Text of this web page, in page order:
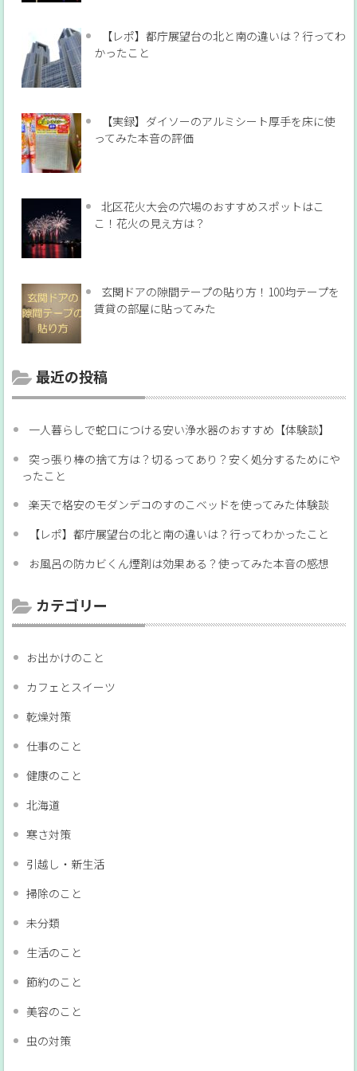
【レポ】都庁展望台の北と南の違いは？行ってわ
かったこと
【実録】ダイソーのアルミシート厚手を床に使
ってみた本音の評価
北区花火大会の穴場のおすすめスポットはこ
こ！花火の見え方は？
玄関ドアの隙間テープの貼り方！100均テープを
賃貸の部屋に貼ってみた
最近の投稿
一人暮らしで蛇口につける安い浄水器のおすすめ【体験談】
突っ張り棒の捨て方は？切るってあり？安く処分するためにや
ったこと
楽天で格安のモダンデコのすのこベッドを使ってみた体験談
【レポ】都庁展望台の北と南の違いは？行ってわかったこと
お風呂の防カビくん煙剤は効果ある？使ってみた本音の感想
カテゴリー
お出かけのこと
カフェとスイーツ
乾燥対策
仕事のこと
健康のこと
北海道
寒さ対策
引越し・新生活
掃除のこと
未分類
生活のこと
節約のこと
美容のこと
虫の対策